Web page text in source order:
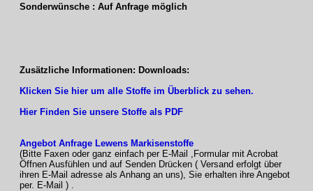
Sonderwünsche : Auf Anfrage möglich
Zusätzliche Informationen: Downloads:
Klicken Sie hier um alle Stoffe im Überblick zu sehen.
Hier Finden Sie unsere Stoffe als PDF
Angebot Anfrage Lewens Markisenstoffe
(Bitte Faxen oder ganz einfach per E-Mail ,Formular mit Acrobat
Öffnen Ausfühlen und auf Senden Drücken ( Versand erfolgt über
ihren E-Mail adresse als Anhang an uns), Sie erhalten ihre Angebot
per. E-Mail ) .